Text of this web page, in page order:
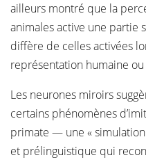
ailleurs montré que la
animales active une partie
diffère de celles activées
représentation humaine
Les neurones miroirs
certains phénomènes
primate — une «
et prélinguistique qui